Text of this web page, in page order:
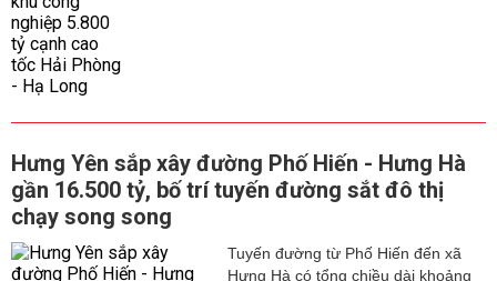
Hưng Yên sắp xây đường Phố Hiến - Hưng Hà
gần 16.500 tỷ, bố trí tuyến đường sắt đô thị
chạy song song
Tuyến đường từ Phố Hiến đến xã
Hưng Hà có tổng chiều dài khoảng